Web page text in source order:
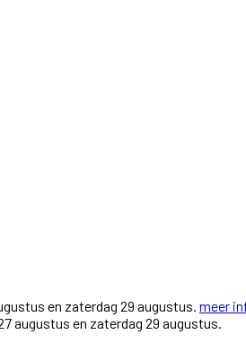
en zaterdag 29 augustus. meer
augustus en zaterdag 29 augustus.